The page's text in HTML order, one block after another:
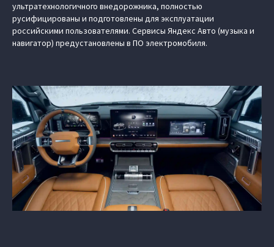
ультратехнологичного внедорожника, полностью
русифицированы и подготовлены для эксплуатации
российскими пользователями. Сервисы Яндекс Авто (музыка и
навигатор) предустановлены в ПО электромобиля.